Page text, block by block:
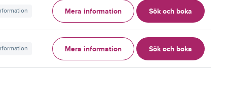
Mera information Sök och boka
Mera information Sök och boka